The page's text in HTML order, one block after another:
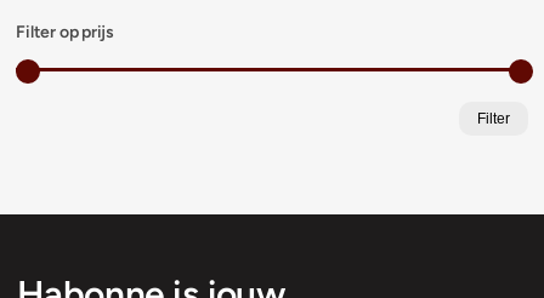
Filter op prijs
Filter